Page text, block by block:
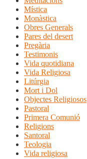
Mística
Monàstica
Obres Generals
Pares del desert
Pregària
Testimonis
Vida quotidiana
Vida Religiosa
Litúrgia
Mort i Dol
Objectes Religiosos
Pastoral
Primera Comunió
Religions
Santoral
Teologia
Vida religiosa